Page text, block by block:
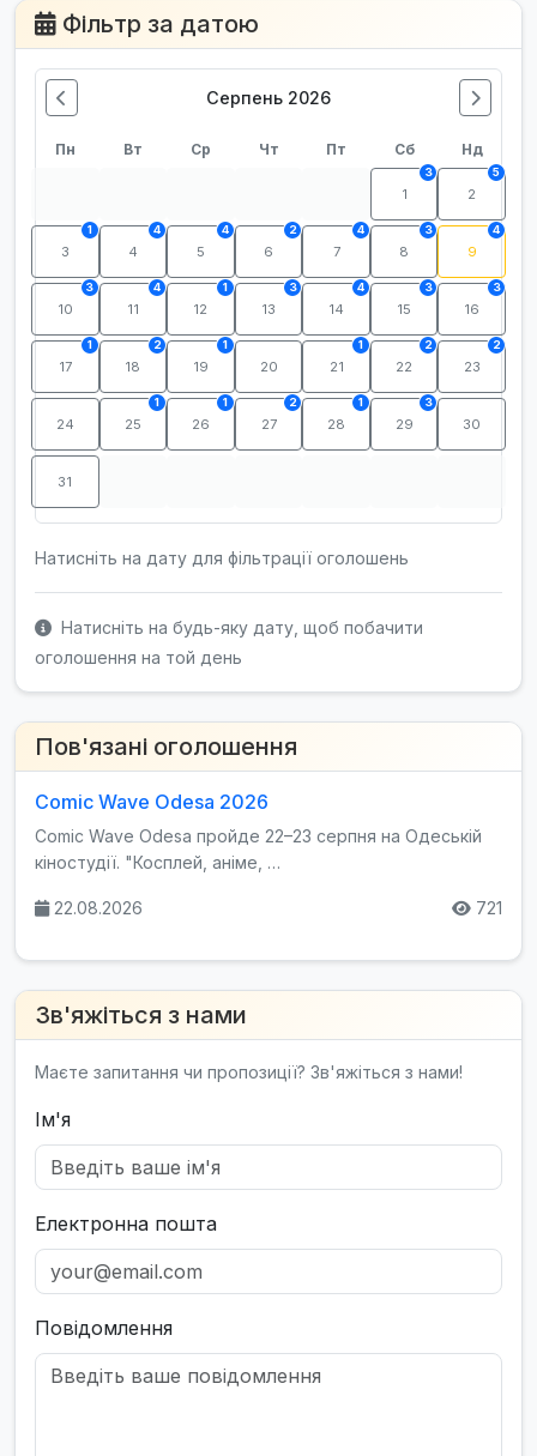
Фільтр за датою
Серпень 2026
Пн Вт Ср Чт Пт Сб Нд
1
3
2
5
3
1
4
4
5
4
6
2
7
4
8
3
9
4
10
3
11
4
12
1
13
3
14
4
15
3
16
3
17
1
18
2
19
1
20 21
1
22
2
23
2
24 25
1
26
1
27
2
28
1
29
3
30
31
Натисніть на дату для фільтрації оголошень
Натисніть на будь-яку дату, щоб побачити
оголошення на той день
Пов'язані оголошення
Comic Wave Odesa 2026
Comic Wave Odesa пройде 22–23 серпня на Одеській
кіностудії. "Косплей, аніме, …
22.08.2026 721
Зв'яжіться з нами
Маєте запитання чи пропозиції? Зв'яжіться з нами!
Ім'я
Електронна пошта
Повідомлення